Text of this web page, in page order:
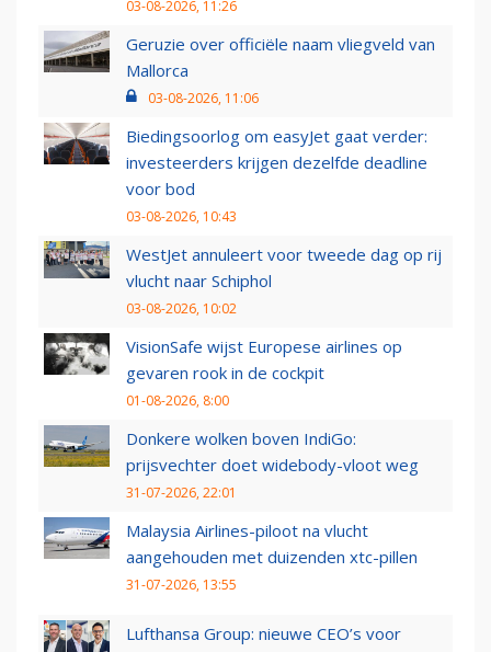
03-08-2026, 11:26
Geruzie over officiële naam vliegveld van
Mallorca
03-08-2026, 11:06
Biedingsoorlog om easyJet gaat verder:
investeerders krijgen dezelfde deadline
voor bod
03-08-2026, 10:43
WestJet annuleert voor tweede dag op rij
vlucht naar Schiphol
03-08-2026, 10:02
VisionSafe wijst Europese airlines op
gevaren rook in de cockpit
01-08-2026, 8:00
Donkere wolken boven IndiGo:
prijsvechter doet widebody-vloot weg
31-07-2026, 22:01
Malaysia Airlines-piloot na vlucht
aangehouden met duizenden xtc-pillen
31-07-2026, 13:55
Lufthansa Group: nieuwe CEO’s voor